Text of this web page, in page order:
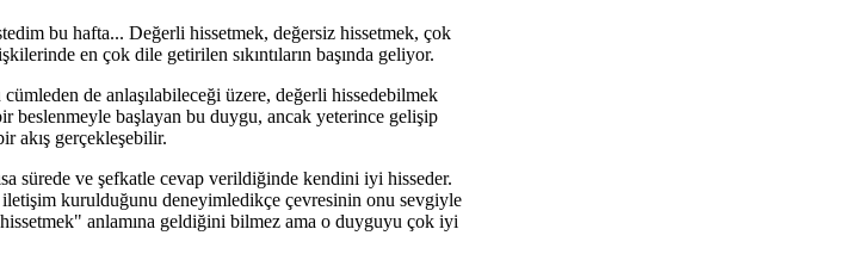
bu hafta... Değerli hissetmek, değersiz hissetmek, çok
en çok dile getirilen sıkıntıların başında geliyor.
de anlaşılabileceği üzere, değerli hissedebilmek
beslenmeyle başlayan bu duygu, ancak yeterince gelişip
akış gerçekleşebilir.
sürede ve şefkatle cevap verildiğinde kendini iyi hisseder.
iletişim kurulduğunu deneyimledikçe çevresinin onu sevgiyle
anlamına geldiğini bilmez ama o duyguyu çok iyi